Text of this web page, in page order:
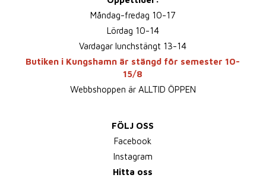
Måndag-fredag 10-17
Lördag 10-14
Vardagar lunchstängt 13-14
Butiken i Kungshamn är stängd för semester 10-
15/8
Webbshoppen är ALLTID ÖPPEN
FÖLJ OSS
Facebook
Instagram
Hitta oss